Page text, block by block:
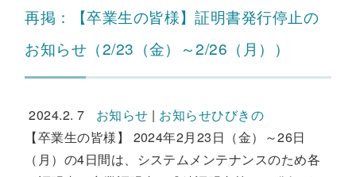
再掲：【卒業生の皆様】証明書発行停止の
お知らせ（2/23（金）～2/26（月））
2024.2. 7 お知らせ | お知らせひびきの
【卒業生の皆様】 2024年2月23日（金）～26日
（月）の4日間は、システムメンテナンスのため各